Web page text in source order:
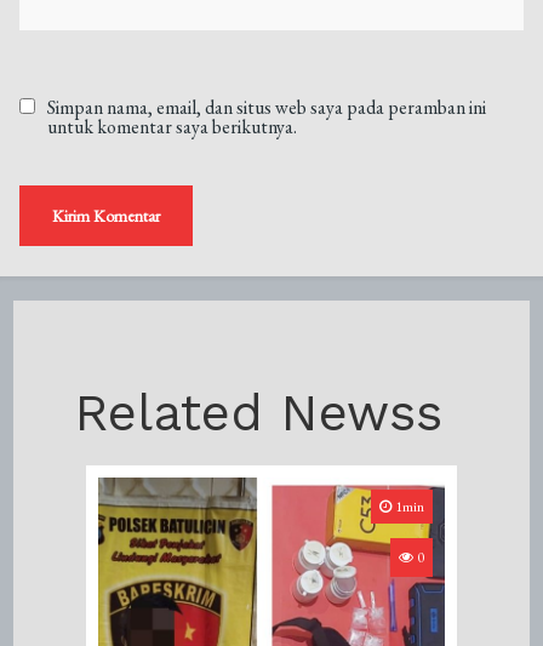
Simpan nama, email, dan situs web saya pada peramban ini
untuk komentar saya berikutnya.
Related Newss
1min
0